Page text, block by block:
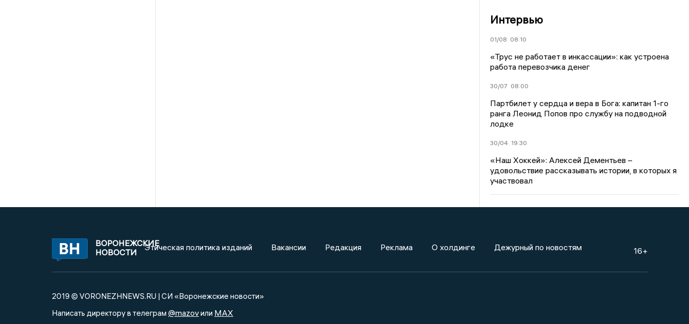
Интервью
01/08 08:10
«Трус не работает в инкассации»: как устроена
работа перевозчика денег
30/07 08:00
Партбилет у сердца и вера в Бога: капитан 1-го
ранга Леонид Попов про службу на подводной
лодке
30/04 19:30
«Наш Хоккей»: Алексей Дементьев –
удовольствие рассказывать истории, в которых я
участвовал
ВОРОНЕЖСКИЕ
НОВОСТИ
Этическая политика изданий Вакансии Редакция Реклама О холдинге Дежурный по новостям 16+
2019 © VORONEZHNEWS.RU | СИ «Воронежские новости»
Написать директору в телеграм @mazovили MAX